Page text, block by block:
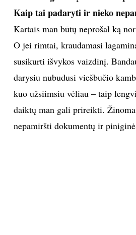
dažniausiai būna šilta ir visam